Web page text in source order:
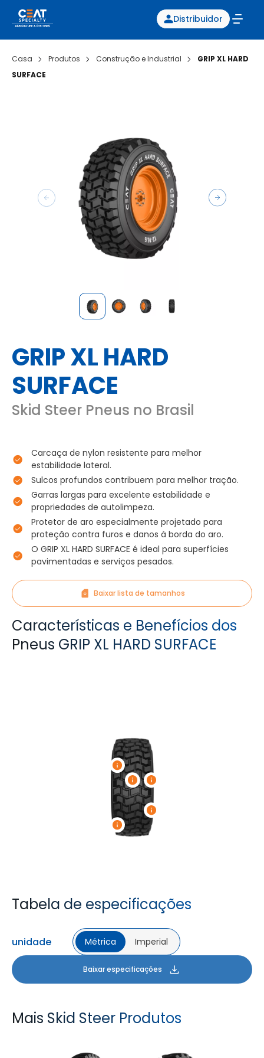
Distribuidor
Casa Produtos Construção e Industrial
GRIP XL HARD
SURFACE
GRIP XL HARD
SURFACE
Skid Steer Pneus no Brasil
Carcaça de nylon resistente para melhor
estabilidade lateral.
Sulcos profundos contribuem para melhor tração.
Garras largas para excelente estabilidade e
propriedades de autolimpeza.
Protetor de aro especialmente projetado para
proteção contra furos e danos à borda do aro.
O GRIP XL HARD SURFACE é ideal para superfícies
pavimentadas e serviços pesados.
Baixar lista de tamanhos
Características e Benefícios dos
Pneus GRIP XL HARD SURFACE
Tabela de especificações
unidade Métrica Imperial
Baixar especificações
Mais Skid Steer Produtos